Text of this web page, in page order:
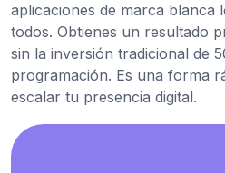
aplicaciones de marca blanca
todos. Obtienes un resultado
sin la inversión tradicional de
programación. Es una forma
escalar tu presencia digital.